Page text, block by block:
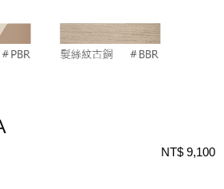
NT$ 9,100